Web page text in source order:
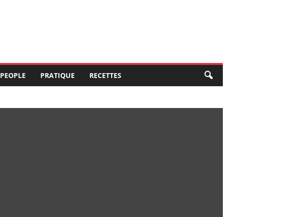
PEOPLE PRATIQUE RECETTES